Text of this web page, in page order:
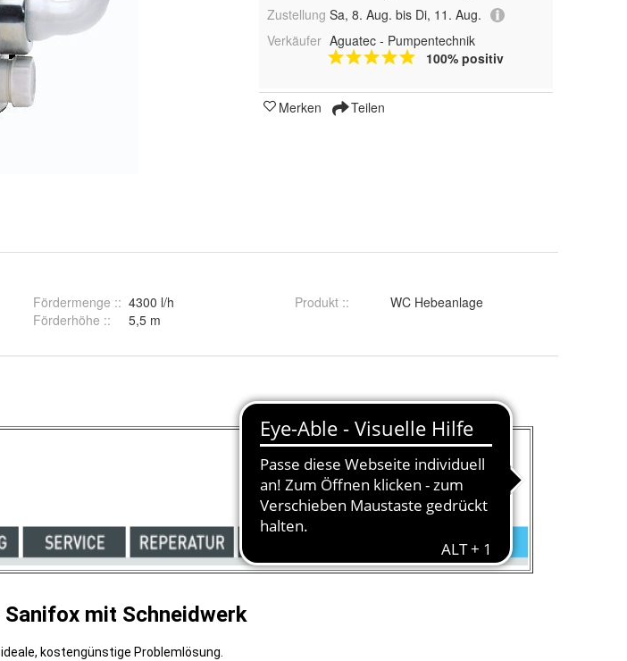
Zustellung Sa, 8. Aug. bis Di, 11. Aug.
Verkäufer Aguatec - Pumpentechnik
100% positiv
Merken Teilen
Fördermenge :: 4300 l/h
Förderhöhe :: 5,5 m
Produkt :: WC Hebeanlage